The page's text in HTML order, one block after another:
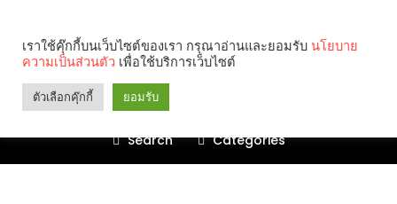
Search Categories
เราใช้คุ๊กกี้บนเว็บไซต์ของเรา กรุณาอ่านและยอมรับ นโยบาย
ความเป็นส่วนตัว เพื่อใช้บริการเว็บไซต์
ตัวเลือกคุ๊กกี้ ยอมรับ